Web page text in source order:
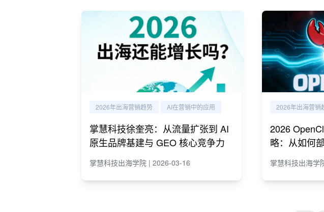
2026年出海营销趋势 AI在营销中的应用
掌慧科技徐奎亮：从流量扩张到 AI
原生品牌基建与 GEO 核心竞争力
掌慧科技出海学院 | 2026-03-16
2026年出海营销
2026
略：从如何
掌慧科技出海学